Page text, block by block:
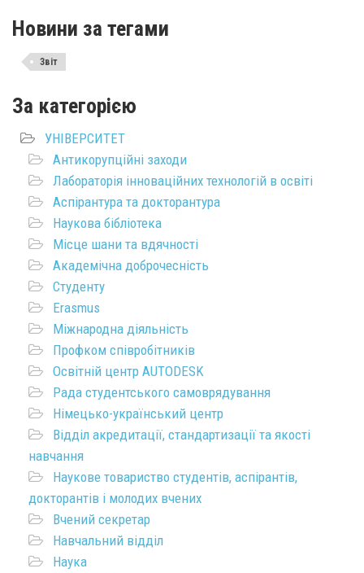
Новини за тегами
Звіт
За категорією
УНІВЕРСИТЕТ
Антикорупційні заходи
Лабораторія інноваційних технологій в освіті
Аспірантура та докторантура
Наукова бібліотека
Місце шани та вдячності
Академічна доброчесність
Студенту
Erasmus
Міжнародна діяльність
Профком співробітників
Освітній центр AUTODESK
Рада студентського самоврядування
Німецько-український центр
Відділ акредитації, стандартизації та якості
навчання
Наукове товариство студентів, аспірантів,
докторантів і молодих вчених
Вчений секретар
Навчальний відділ
Наука